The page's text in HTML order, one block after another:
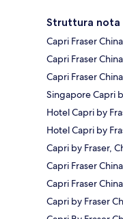
Struttura nota
Capri Fraser
Capri Fraser
Capri Fraser
Singapore Capri
Hotel Capri by
Hotel Capri by
Capri by Fraser,
Capri Fraser
Capri Fraser
Capri by Fraser